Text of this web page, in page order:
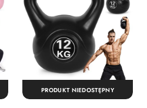
PRODUKT NIEDOSTĘPNY